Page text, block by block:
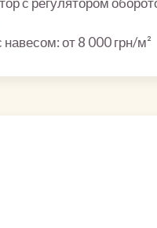
от 8 000 грн/м²